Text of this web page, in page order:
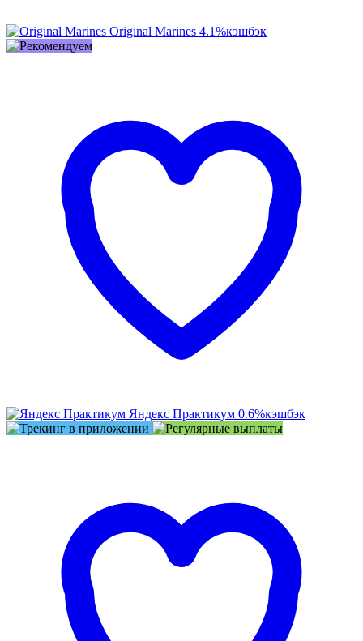
Original Marines 4.1%кэшбэк
Яндекс Практикум 0.6%кэшбэк